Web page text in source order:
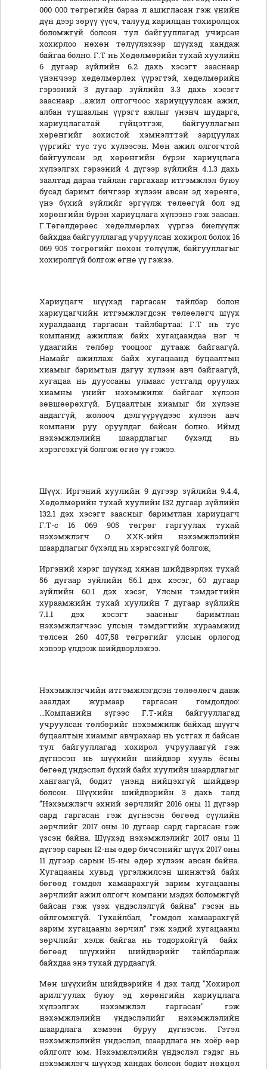
000 000 төгрөгийн бараа л ашигласан гэж үнийн
дүн дээр зөрүү үүсч, талууд харилцан тохиролцох
боломжгүй болсон тул байгууллагад учирсан
хохирлоо нөхөн төлүүлэхээр шүүхэд хандаж
байгаа болно. Г.Т нь Хөдөлмөрийн тухай хуулийн
6 дугаар зүйлийн 6.2 дахь хэсэгт зааснаар
үнэнчээр хөдөлмөрлөх үүрэгтэй, хөдөлмөрийн
гэрээний 3 дугаар зүйлийн 3.3 дахь хэсэгт
зааснаар ...ажил олгогчоос хариуцуулсан ажил,
албан тушаалын үүрэгт ажлыг үнэнч шударга,
хариуцлагатай гүйцэтгэж, байгууллагын
хөрөнгийг зохистой хэмнэлттэй зарцуулах
үүргийг тус тус хүлээсэн. Мөн ажил олгогчтой
байгуулсан эд хөрөнгийн бүрэн хариуцлага
хүлээлгэх гэрээний 4 дүгээр зүйлийн 4.1.3 дахь
заалтад дараа тайлан гаргахаар итгэмжлэл буюу
бусад баримт бичгээр хүлээн авсан эд хөрөнгө,
үнэ бүхий зүйлийг эргүүлж төлөөгүй бол эд
хөрөнгийн бүрэн хариуцлага хүлээнэ гэж заасан.
Г.Төгөлдөрөөс хөдөлмөрлөх үүргээ биелүүлж
байхдаа байгууллагад учруулсан хохирол болох 16
069 905 төгрөгийг нөхөн төлүүлж, байгууллагыг
хохиролгүй болгож өгнө үү гэжээ.
Хариуцагч шүүхэд гаргасан тайлбар болон
хариуцагчийн итгэмжлэгдсэн төлөөлөгч шүүх
хуралдаанд гаргасан тайлбартаа: Г.Т нь тус
компанид ажиллаж байх хугацаандаа нэг ч
удаагийн төлбөр тооцоог дутааж байгаагүй.
Намайг ажиллаж байх хугацаанд буцаалтын
хиамыг баримтын дагуу хүлээн авч байгаагүй,
хугацаа нь дууссаны улмаас устгалд оруулах
хиамны үнийг нэхэмжилж байгааг хүлээн
зөвшөөрөхгүй. Буцаалтын хиамыг би хүлээн
авдаггүй, жолооч дэлгүүрүүдээс хүлээн авч
компани руу оруулдаг байсан болно. Иймд
нэхэмжлэлийн шаардлагыг бүхэлд нь
хэрэгсэхгүй болгож өгнө үү гэжээ.
Шүүх: Иргэний хуулийн 9 дүгээр зүйлийн 9.4.4,
Хөдөлмөрийн тухай хуулийн 132 дугаар зүйлийн
132.1 дэх хэсэгт заасныг баримтлан хариуцагч
Г.Т-с 16 069 905 төгрөг гаргуулах тухай
нэхэмжлэгч О ХХК-ийн нэхэмжлэлийн
шаардлагыг бүхэлд нь хэрэгсэхгүй болгож,
Иргэний хэрэг шүүхэд хянан шийдвэрлэх тухай
56 дугаар зүйлийн 56.1 дэх хэсэг, 60 дугаар
зүйлийн 60.1 дэх хэсэг, Улсын тэмдэгтийн
хураамжийн тухай хуулийн 7 дугаар зүйлийн
7.1.1 дэх хэсэгт заасныг баримтлан
нэхэмжлэгчээс улсын тэмдэгтийн хураамжид
төлсөн 260 407,58 төгрөгийг улсын орлогод
хэвээр үлдээж шийдвэрлэжээ.
Нэхэмжлэгчийн итгэмжлэгдсэн төлөөлөгч давж
заалдах журмаар гаргасан гомдолдоо:
...Компанийн зүгээс Г.Т-ийн байгууллагад
учруулсан төлбөрийг нэхэмжилж байхад шүүгч
буцаалтын хиамыг авчрахаар нь устгах л байсан
тул байгууллагад хохирол учруулаагүй гэж
дүгнэсэн нь шүүхийн шийдвэр хууль ёсны
бөгөөд үндэслэл бүхий байх хуулийн шаардлагыг
хангаагүй, бодит үнэнд нийцэхгүй шийдвэр
болсон. Шүүхийн шийдвэрийн 3 дахь талд
”Нэхэмжлэгч эхний зөрчлийг 2016 оны 11 дүгээр
сард гаргасан гэж дүгнэсэн бөгөөд сүүлийн
зөрчлийг 2017 оны 10 дугаар сард гаргасан гэж
үзсэн байна. Шүүхэд нэхэмжлэлийг 2017 оны 11
дүгээр сарын 12-ны өдөр бичсэнийг шүүх 2017 оны
11 дүгээр сарын 15-ны өдөр хүлээн авсан байна.
Хугацааны хувьд үргэлжилсэн шинжтэй байх
бөгөөд гомдол хамаарахгүй зарим хугацааны
зөрчлийг ажил олгогч компани мэдэх боломжгүй
байсан гэж үзэх үндэслэлгүй байна” гэсэн нь
ойлгомжгүй. Тухайлбал, "гомдол хамаарахгүй
зарим хугацааны зөрчил" гэж хэдий хугацааны
зөрчлийг хэлж байгаа нь тодорхойгүй байх
бөгөөд шүүхийн шийдвэрийг тайлбарлаж
байхдаа энэ тухай дурдаагүй.
Мөн шүүхийн шийдвэрийн 4 дэх талд "Хохирол
арилгуулах буюу эд хөрөнгийн хариуцлага
хүлээлгэх нэхэмжлэл гаргасан" гэж
нэхэмжлэлийн үндэслэлийг нэхэмжлэлийн
шаардлага хэмээн буруу дүгнэсэн. Гэтэл
нэхэмжлэлийн үндэслэл, шаардлага нь хоёр өөр
ойлголт юм. Нэхэмжлэлийн үндэслэл гэдэг нь
нэхэмжлэгч шүүхэд хандах болсон бодит нөхцөл